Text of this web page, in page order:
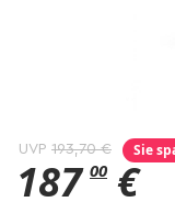
UVP 193,70 € Sie
187 00 €